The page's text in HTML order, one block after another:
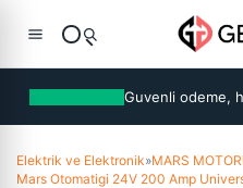
Guvenli odeme,
Elektrik ve Elektronik»MARS
Mars Otomatigi 24V 200 Amp